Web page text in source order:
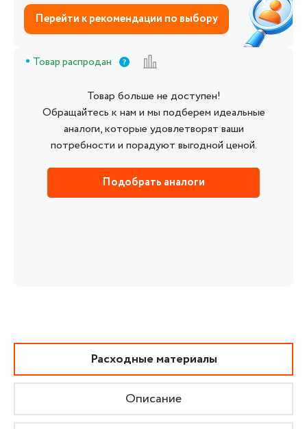
Перейти к рекомендации по выбору
Товар распродан
Товар больше не доступен!
Обращайтесь к нам и мы подберем идеальные
аналоги, которые удовлетворят ваши
потребности и порадуют выгодной ценой.
Подобрать аналоги
Расходные материалы
Описание